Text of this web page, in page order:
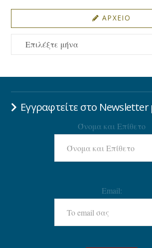
ΑΡΧΕΙΟ
ΑΡΧΕΙΟ
Εγγραφτείτε στο Newsletter
Όνομα και Επίθετο
Email: